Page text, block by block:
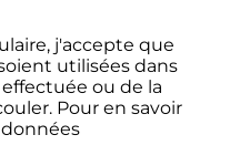
j'accepte que
utilisées dans
ou de la
Pour en savoir
données